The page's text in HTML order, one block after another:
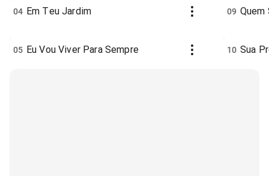
04 Em Teu Jardim
05 Eu Vou Viver Para Sempre
09 Quem
10 Sua